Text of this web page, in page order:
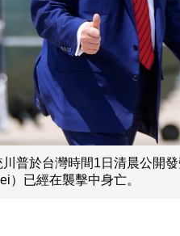
川普於台灣時間1日清晨公開
）已經在襲擊中身亡。